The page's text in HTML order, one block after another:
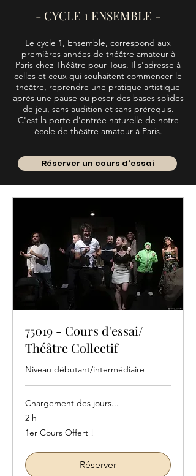
Réserver un cours d'essai
- CYCLE 1 ENSEMBLE -
Le cycle 1, Ensemble, correspond aux
premières années de théâtre amateur à
Paris chez Théâtre pour Tous. Il s'adresse à
celles et ceux qui souhaitent commencer le
théâtre, reprendre une pratique artistique
après une pause ou poser des bases solides
de jeu, sans audition et sans prérequis.
C'est la porte d'entrée naturelle de notre
école de théâtre amateur à Paris.
75019 - Cours d'essai/
Théâtre Collectif
Niveau débutant/intermédiaire
Chargement des jours...
2 h
1er
Cours
1er Cours Offert !
Réserver